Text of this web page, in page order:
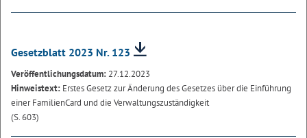
Gesetzblatt 2023 Nr. 123
Veröffentlichungsdatum: 27.12.2023
Hinweistext: Erstes Gesetz zur Änderung des Gesetzes über die Einführung
einer FamilienCard und die Verwaltungszuständigkeit
(S. 603)